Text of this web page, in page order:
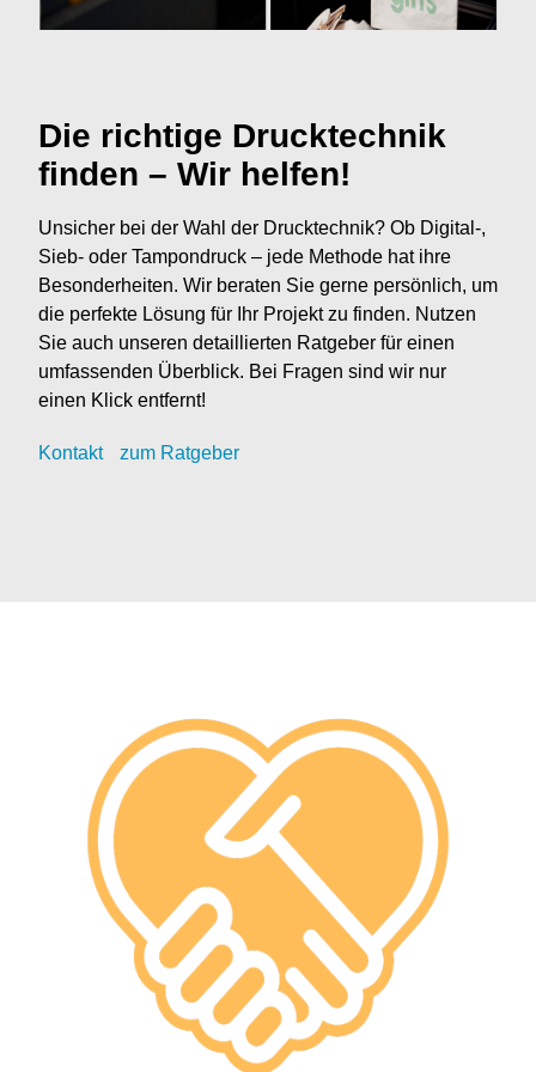
Die richtige Drucktechnik
finden – Wir helfen!
Unsicher bei der Wahl der Drucktechnik? Ob Digital-,
Sieb- oder Tampondruck – jede Methode hat ihre
Besonderheiten. Wir beraten Sie gerne persönlich, um
die perfekte Lösung für Ihr Projekt zu finden. Nutzen
Sie auch unseren detaillierten Ratgeber für einen
umfassenden Überblick. Bei Fragen sind wir nur
einen Klick entfernt!
Kontakt zum Ratgeber